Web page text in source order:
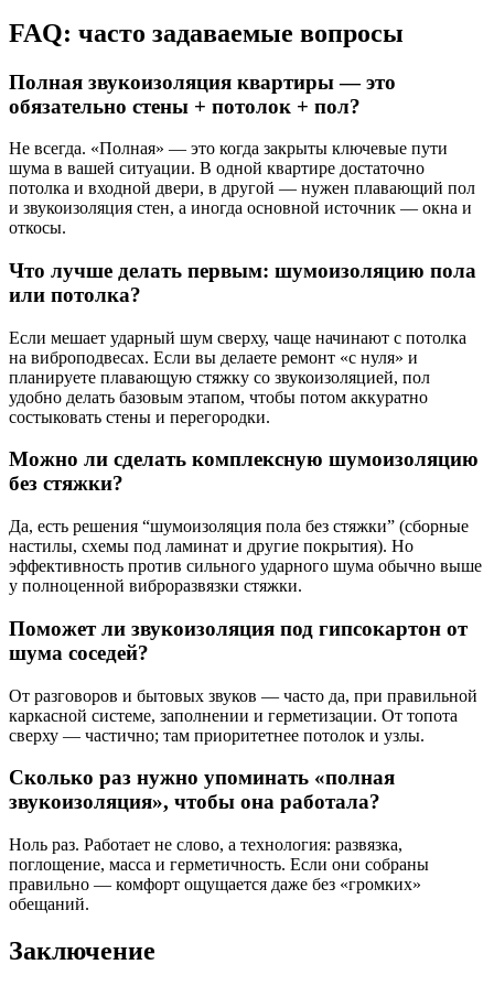
FAQ: часто задаваемые вопросы
Полная звукоизоляция квартиры — это
обязательно стены + потолок + пол?
Не всегда. «Полная» — это когда закрыты ключевые пути
шума в вашей ситуации. В одной квартире достаточно
потолка и входной двери, в другой — нужен плавающий пол
и звукоизоляция стен, а иногда основной источник — окна и
откосы.
Что лучше делать первым: шумоизоляцию пола
или потолка?
Если мешает ударный шум сверху, чаще начинают с потолка
на виброподвесах. Если вы делаете ремонт «с нуля» и
планируете плавающую стяжку со звукоизоляцией, пол
удобно делать базовым этапом, чтобы потом аккуратно
состыковать стены и перегородки.
Можно ли сделать комплексную шумоизоляцию
без стяжки?
Да, есть решения “шумоизоляция пола без стяжки” (сборные
настилы, схемы под ламинат и другие покрытия). Но
эффективность против сильного ударного шума обычно выше
у полноценной виброразвязки стяжки.
Поможет ли звукоизоляция под гипсокартон от
шума соседей?
От разговоров и бытовых звуков — часто да, при правильной
каркасной системе, заполнении и герметизации. От топота
сверху — частично; там приоритетнее потолок и узлы.
Сколько раз нужно упоминать «полная
звукоизоляция», чтобы она работала?
Ноль раз. Работает не слово, а технология: развязка,
поглощение, масса и герметичность. Если они собраны
правильно — комфорт ощущается даже без «громких»
обещаний.
Заключение